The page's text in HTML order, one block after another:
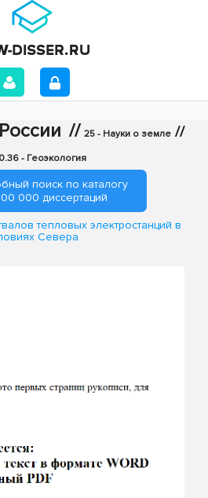
// 25 - Науки о земле //
- Геоэкология
поиск по каталогу
000 диссертаций
тепловых электростанций в
Севера